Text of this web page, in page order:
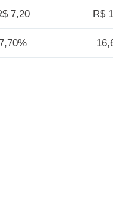
7,20 R$